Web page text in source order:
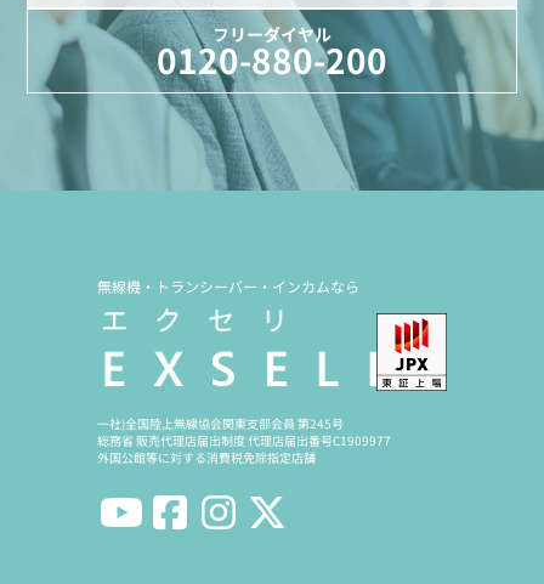
フリーダイヤル
0120-880-200
無線機・トランシーバー・インカムなら
一社)全国陸上無線協会関東支部会員 第245号
総務省 販売代理店届出制度 代理店届出番号C1909977
外国公館等に対する消費税免除指定店舗